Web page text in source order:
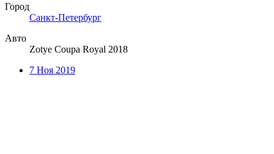
Город
Санкт-Петербург
Авто
Zotye Coupa Royal 2018
7 Ноя 2019